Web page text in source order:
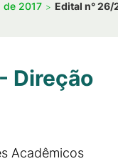
de 2017 Edital n° 26/
Direção
Acadêmicos